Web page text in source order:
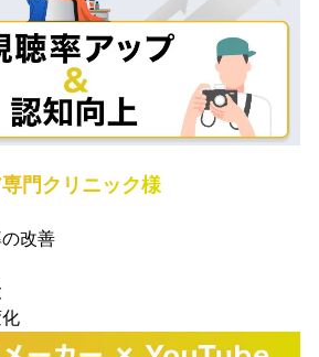
門クリニック様
改善